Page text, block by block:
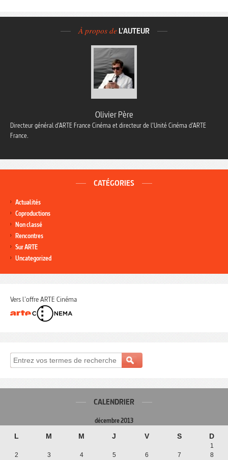
À propos de L'AUTEUR
Olivier Père
Directeur général d’ARTE France Cinéma et directeur de l’Unité Cinéma d’ARTE
France.
CATÉGORIES
Actualités
Coproductions
Non classé
Rencontres
Sur ARTE
Uncategorized
Vers l'offre ARTE Cinéma
CALENDRIER
décembre 2013
L M M J V S D
1
2
3 4 5 6 7 8